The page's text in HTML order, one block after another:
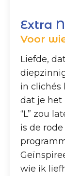
Extra
Voor
Liefde,
in clichés
dat je het
“L” zou
is de
wie ik